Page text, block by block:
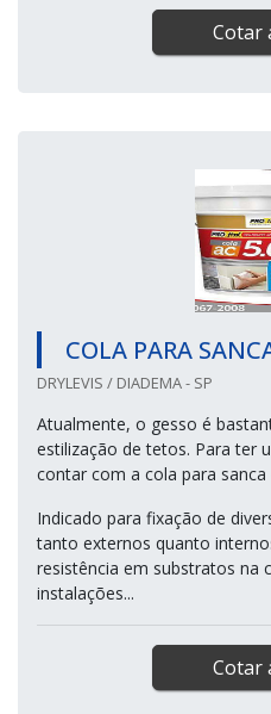
Cotar
COLA PARA
DRYLEVIS / DIADEMA - SP
Atualmente, o gesso é
estilização de tetos. Para ter
contar com a cola para sanca
Indicado para fixação de
tanto externos quanto
resistência em substratos na
instalações...
Cotar